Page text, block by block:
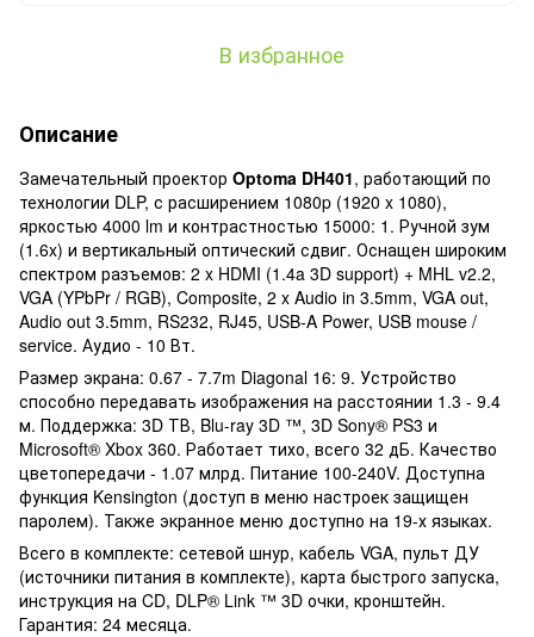
В избранное
Описание
Замечательный проектор Optoma DH401, работающий по
технологии DLP, с расширением 1080p (1920 x 1080),
яркостью 4000 lm и контрастностью 15000: 1. Ручной зум
(1.6x) и вертикальный оптический сдвиг. Оснащен широким
спектром разъемов: 2 x HDMI (1.4a 3D support) + MHL v2.2,
VGA (YPbPr / RGB), Composite, 2 x Audio in 3.5mm, VGA out,
Audio out 3.5mm, RS232, RJ45, USB-A Power, USB mouse /
service. Аудио - 10 Вт.
Размер экрана: 0.67 - 7.7m Diagonal 16: 9. Устройство
способно передавать изображения на расстоянии 1.3 - 9.4
м. Поддержка: 3D ТВ, Blu-ray 3D ™, 3D Sony® PS3 и
Microsoft® Xbox 360. Работает тихо, всего 32 дБ. Качество
цветопередачи - 1.07 млрд. Питание 100-240V. Доступна
функция Kensington (доступ в меню настроек защищен
паролем). Также экранное меню доступно на 19-х языках.
Всего в комплекте: сетевой шнур, кабель VGA, пульт ДУ
(источники питания в комплекте), карта быстрого запуска,
инструкция на CD, DLP® Link ™ 3D очки, кронштейн.
Гарантия: 24 месяца.